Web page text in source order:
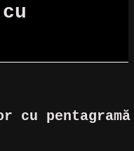
cu pentagramă